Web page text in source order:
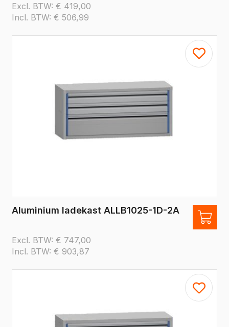
Excl. BTW: € 419,00
Incl. BTW: € 506,99
Aluminium ladekast ALLB1025-1D-2A
Excl. BTW: € 747,00
Incl. BTW: € 903,87